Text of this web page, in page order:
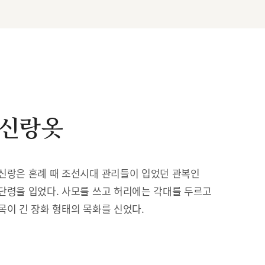
랑옷
랑은 혼례 때 조선시대 관리들이 입었던 관복인
령을 입었다. 사모를 쓰고 허리에는 각대를 두르고
이 긴 장화 형태의 목화를 신었다.